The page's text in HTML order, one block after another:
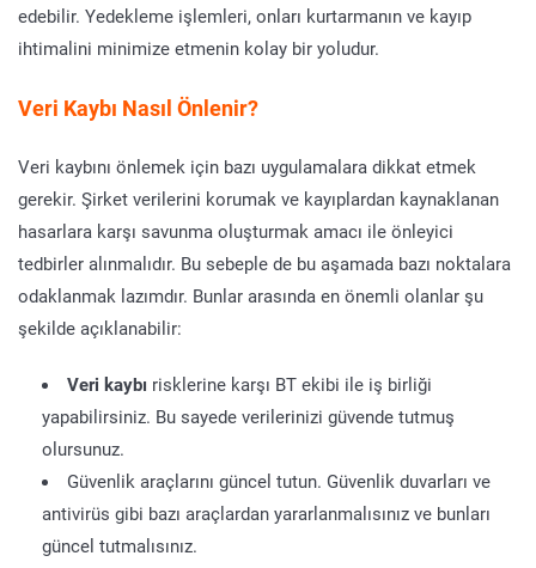
edebilir. Yedekleme işlemleri, onları kurtarmanın ve kayıp
ihtimalini minimize etmenin kolay bir yoludur.
Veri Kaybı Nasıl Önlenir?
Veri kaybını önlemek için bazı uygulamalara dikkat etmek
gerekir. Şirket verilerini korumak ve kayıplardan kaynaklanan
hasarlara karşı savunma oluşturmak amacı ile önleyici
tedbirler alınmalıdır. Bu sebeple de bu aşamada bazı noktalara
odaklanmak lazımdır. Bunlar arasında en önemli olanlar şu
şekilde açıklanabilir:
Veri kaybı risklerine karşı BT ekibi ile iş birliği
yapabilirsiniz. Bu sayede verilerinizi güvende tutmuş
olursunuz.
Güvenlik araçlarını güncel tutun. Güvenlik duvarları ve
antivirüs gibi bazı araçlardan yararlanmalısınız ve bunları
güncel tutmalısınız.